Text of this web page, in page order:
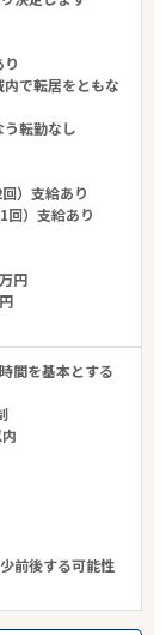
で転居をともな
う転勤なし
）支給あり
回）支給あり
円
間を基本とする
前後する可能性